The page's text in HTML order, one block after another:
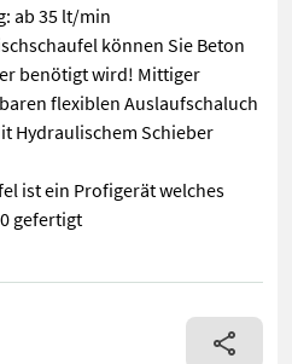
ab 35 lt/min
können Sie Beton
benötigt wird! Mittiger
flexiblen Auslaufschaluch
Hydraulischem Schieber
ist ein Profigerät welches
gefertigt
Liter Inhalt passend für alle